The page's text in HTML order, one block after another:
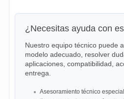
¿Necesitas ayuda con
Nuestro equipo técnico puede
modelo adecuado, resolver
aplicaciones, compatibilidad,
entrega.
Asesoramiento técnico